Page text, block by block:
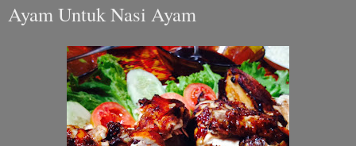
Ayam Untuk Nasi Ayam